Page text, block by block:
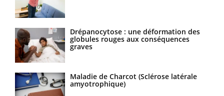
Drépanocytose : une déformation des
globules rouges aux conséquences
graves
Maladie de Charcot (Sclérose latérale
amyotrophique)